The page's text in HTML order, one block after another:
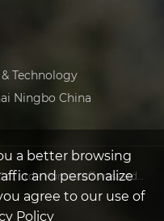
Technology
Ningbo China
a better browsing
and personalize
agree to our use of
Policy